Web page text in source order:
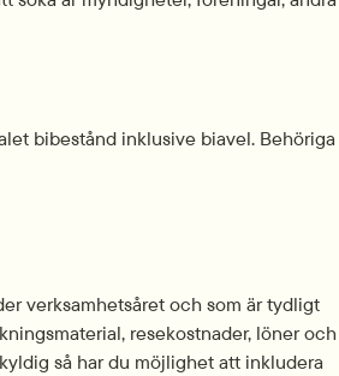
bibestånd inklusive biavel. Behöriga
verksamhetsåret och som är tydligt
resekostnader, löner och
så har du möjlighet att inkludera